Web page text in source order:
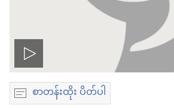
ဗီ
ဒီ
စာတန်းထိုး ပိတ်ပါ